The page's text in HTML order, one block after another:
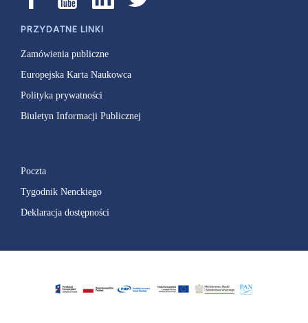
PRZYDATNE LINKI
Zamówienia publiczne
Europejska Karta Naukowca
Polityka prywatności
Biuletyn Informacji Publicznej
Poczta
Tygodnik Nenckiego
Deklaracja dostępności